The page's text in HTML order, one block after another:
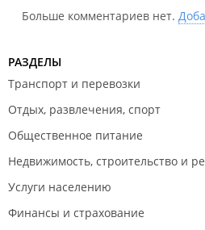
Больше комментариев нет.
РАЗДЕЛЫ
Транспорт и перевозки
Отдых, развлечения, спорт
Общественное питание
Недвижимость, строительство и
Услуги населению
Финансы и страхование